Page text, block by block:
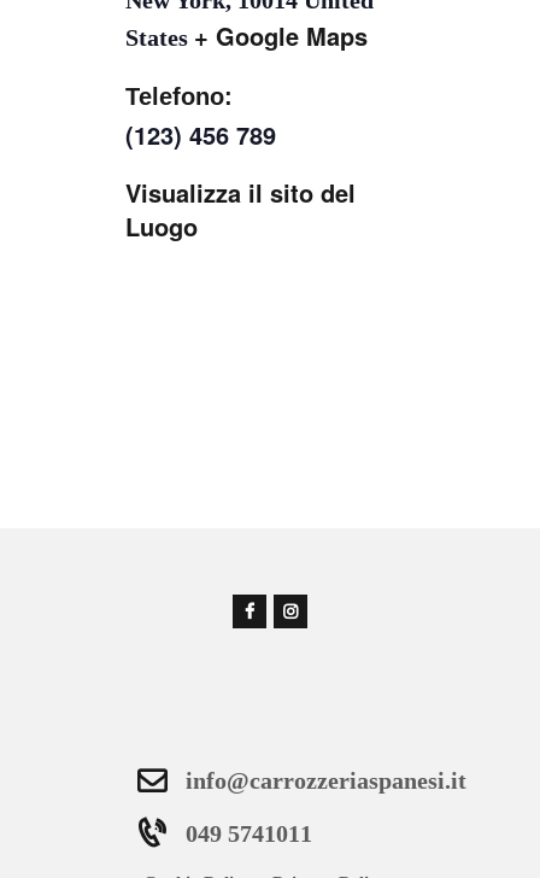
States + Google Maps
Telefono:
(123) 456 789
Visualizza il sito del
Luogo
info@carrozzeriaspanesi.it
049 5741011